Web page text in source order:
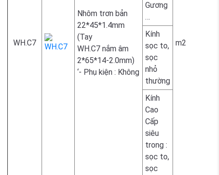
WH.C7
Nhôm trơn bản
22*45*1.4mm
(Tay
WH.C7 nắm âm
2*65*14-2.0mm)
‘- Phụ kiện : Không
m2
Gương
…
Kính
sọc to,
sọc
nhỏ
thường
Kính
Cao
Cấp
siêu
trong :
sọc to,
sọc